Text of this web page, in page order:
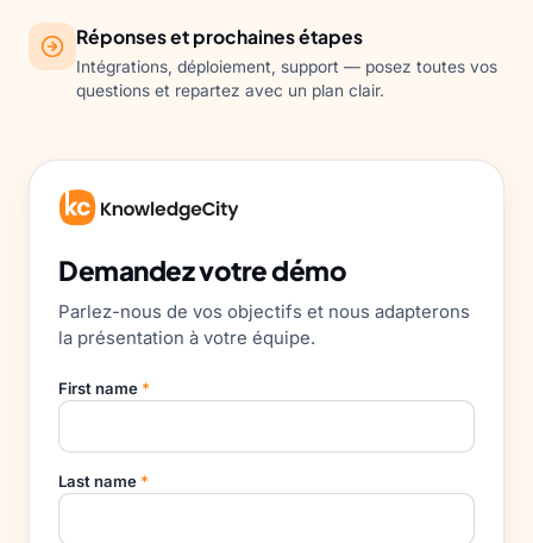
Réponses et prochaines étapes
Intégrations, déploiement, support — posez toutes vos
questions et repartez avec un plan clair.
Demandez votre démo
Parlez-nous de vos objectifs et nous adapterons
la présentation à votre équipe.
First name *
Last name *